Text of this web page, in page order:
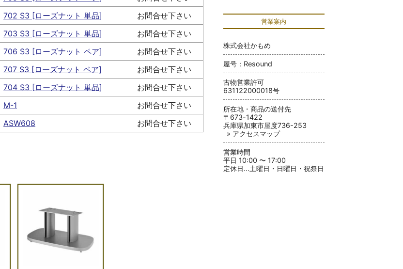
702 S3 [ローズナット 単品]
お問合せ下さい
703 S3 [ローズナット 単品]
お問合せ下さい
706 S3 [ローズナット ペア]
お問合せ下さい
707 S3 [ローズナット ペア]
お問合せ下さい
704 S3 [ローズナット 単品]
お問合せ下さい
M-1
お問合せ下さい
ASW608 お問合せ下さい
営業案内
株式会社かもめ
屋号：Resound
古物営業許可
631122000018号
所在地・商品の送付先
〒673-1422
兵庫県加東市屋度736-253
» アクセスマップ
営業時間
平日 10:00 〜 17:00
定休日…土曜日・日曜日・祝祭日